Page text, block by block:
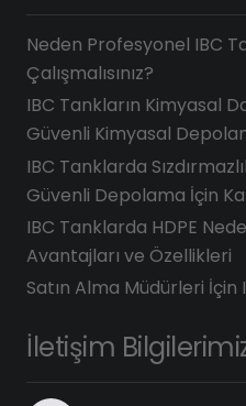
Neden Profesyonel IBC
Çalışmalısınız?
IBC Tankların Kimyasal
Güvenli Kimyasal
IBC Tanklarda
Güvenli Depolama İçin
IBC Tanklarda HDPE
Avantajları ve Özellikleri
Satın Alma Müdürleri
İletişim